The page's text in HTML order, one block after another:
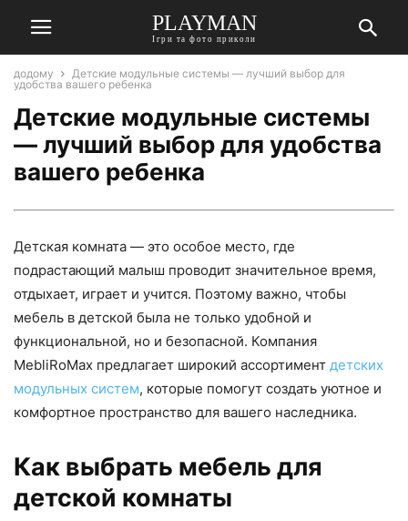
PLAYMAN
Ігри та фото приколи
додому
Детские модульные системы — лучший выбор для
удобства вашего ребенка
Детские модульные системы
— лучший выбор для удобства
вашего ребенка
Детская комната — это особое место, где
подрастающий малыш проводит значительное время,
отдыхает, играет и учится. Поэтому важно, чтобы
мебель в детской была не только удобной и
функциональной, но и безопасной. Компания
MebliRoMax предлагает широкий ассортимент детских
модульных систем, которые помогут создать уютное и
комфортное пространство для вашего наследника.
Как выбрать мебель для
детской комнаты